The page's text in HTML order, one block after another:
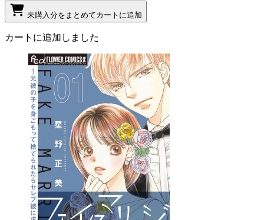
未購入分をまとめてカートに追加
カートに追加しました